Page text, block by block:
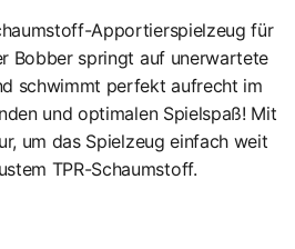
Apportierspielzeug für
Bobber springt auf unerwartete
schwimmt perfekt aufrecht im
und optimalen Spielspaß! Mit
um das Spielzeug einfach weit
TPR-Schaumstoff.